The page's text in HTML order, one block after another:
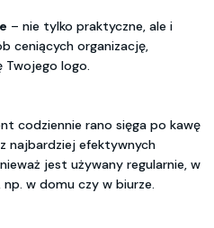
– nie tylko praktyczne, ale i
ceniących organizację,
Twojego logo.
codziennie rano sięga po kawę
najbardziej efektywnych
jest używany regularnie, w
w domu czy w biurze.